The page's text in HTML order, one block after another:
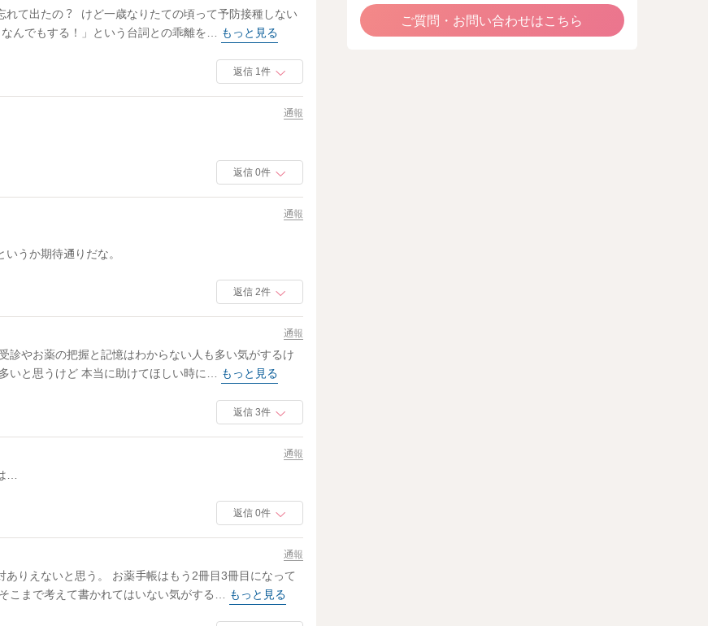
て出たの？ けど一歳なりたての頃って予防接種しない
んでもする！」という台詞との乖離を… もっと見る
返信 1件
通報
返信 0件
通報
うか期待通りだな。
返信 2件
通報
診やお薬の把握と記憶はわからない人も多い気がするけ
いと思うけど 本当に助けてほしい時に… もっと見る
返信 3件
通報
…
返信 0件
通報
りえないと思う。 お薬手帳はもう2冊目3冊目になって
こまで考えて書かれてはいない気がする… もっと見る
ご質問・お問い合わせはこちら